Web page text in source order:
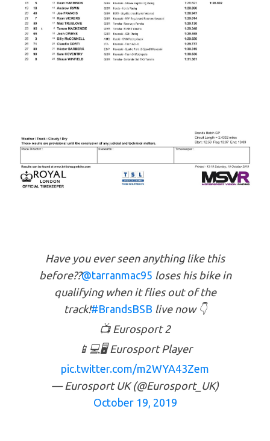
Have you ever seen anything like this
before??@tarranmac95 loses his bike in
qualifying when it flies out of the
track!#BrandsBSB live now 👇
📺 Eurosport 2
📱💻🖥 Eurosport Player
pic.twitter.com/m2WYA43Zem
— Eurosport UK (@Eurosport_UK)
October 19, 2019